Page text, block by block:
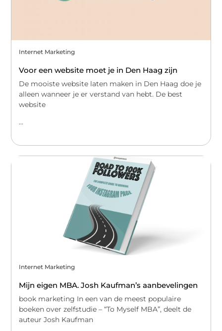
Internet Marketing
Voor een website moet je in Den Haag zijn
De mooiste website laten maken in Den Haag doe je
alleen wanneer je er verstand van hebt. De best
website
...
Internet Marketing
Mijn eigen MBA. Josh Kaufman’s aanbevelingen
book marketing In een van de meest populaire
boeken over zelfstudie – “To Myself MBA”, deelt de
auteur Josh Kaufman